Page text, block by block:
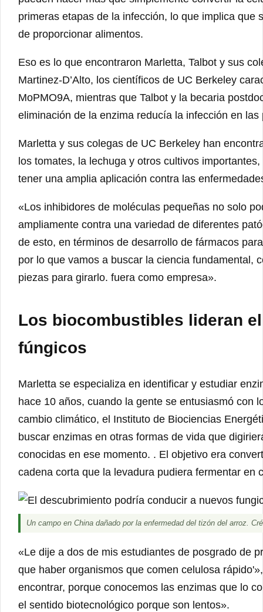
primeras etapas de la infección, lo que implica
de proporcionar alimentos.
Eso es lo que encontraron Marletta, Talbot y sus
Martinez-D’Alto, los científicos de UC Berkeley
MoPMO9A, mientras que Talbot y la becaria
eliminación de la enzima reducía la infección en las
Marletta y sus colegas de UC Berkeley han
los tomates, la lechuga y otros cultivos
tener una amplia aplicación contra las
«Los inhibidores de moléculas pequeñas no solo
ampliamente contra una variedad de diferentes
de esto, en términos de desarrollo de fármacos
por lo que vamos a buscar la ciencia fundamental,
piezas para girarlo. fuera como empresa».
Los biocombustibles lideran
fúngicos
Marletta se especializa en identificar y estudiar
hace 10 años, cuando la gente se entusiasmó con
cambio climático, el Instituto de Biociencias
buscar enzimas en otras formas de vida que
conocidas en ese momento. . El objetivo era
cadena corta que la levadura pudiera fermentar en
Un campo en China dañado por la enfermedad del tizón del arroz.
«Le dije a dos de mis estudiantes de posgrado de
que haber organismos que comen celulosa
encontrar, porque conocemos las enzimas que lo
el sentido biotecnológico porque son lentos».